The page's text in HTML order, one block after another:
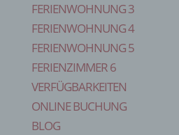
FERIENWOHNUNG 3
FERIENWOHNUNG 4
FERIENWOHNUNG 5
FERIENZIMMER 6
VERFÜGBARKEITEN
ONLINE BUCHUNG
BLOG